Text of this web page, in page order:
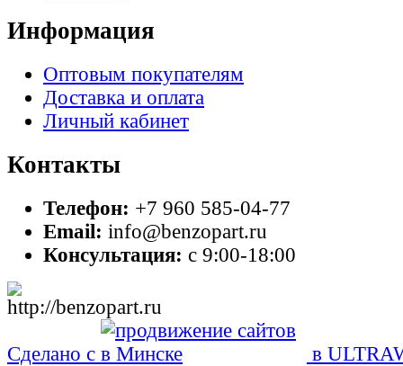
Информация
Оптовым покупателям
Доставка и оплата
Личный кабинет
Контакты
Телефон: +7 960 585-04-77
Email: info@benzopart.ru
Консультация: с 9:00-18:00
Сделано с в